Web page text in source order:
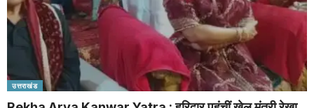
उत्तराखंड